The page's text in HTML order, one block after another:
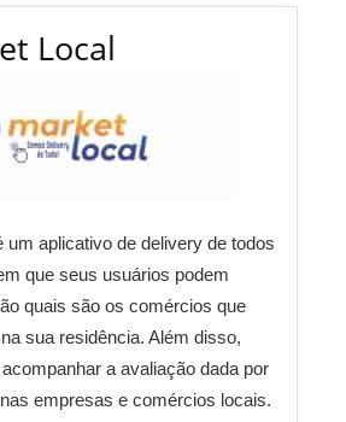
Local
um aplicativo de delivery de todos
que seus usuários podem
quais são os comércios que
sua residência. Além disso,
a avaliação dada por
empresas e comércios locais.